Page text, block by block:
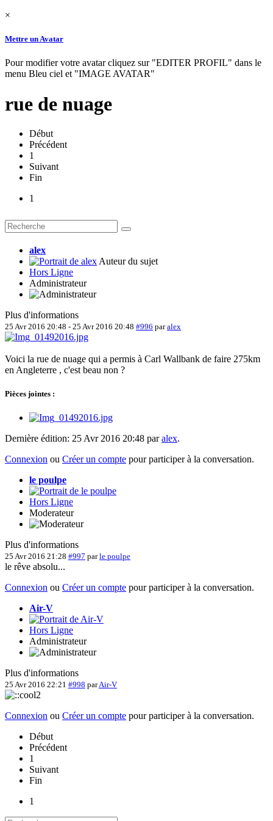
×
Mettre un Avatar
Pour modifier votre avatar cliquez sur "EDITER PROFIL" dans le
menu Bleu ciel et "IMAGE AVATAR"
rue de nuage
Début
Précédent
1
Suivant
Fin
1
alex
Auteur du sujet
Hors Ligne
Administrateur
Plus d'informations
25 Avr 2016 20:48 - 25 Avr 2016 20:48 #996 paralex
Voici la rue de nuage qui a permis à Carl Wallbank de faire 275km
en Angleterre , c'est beau non ?
Pièces jointes :
Dernière édition: 25 Avr 2016 20:48 paralex.
Connexion ou Créer un compte pour participer à la conversation.
le poulpe
Hors Ligne
Moderateur
Plus d'informations
25 Avr 2016 21:28 #997 parle poulpe
le rêve absolu...
Connexion ou Créer un compte pour participer à la conversation.
Air-V
Hors Ligne
Administrateur
Plus d'informations
25 Avr 2016 22:21 #998 parAir-V
Connexion ou Créer un compte pour participer à la conversation.
Début
Précédent
1
Suivant
Fin
1